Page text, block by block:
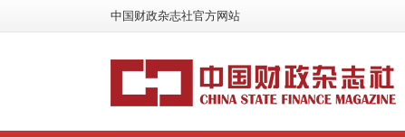
中国财政杂志社官方网站